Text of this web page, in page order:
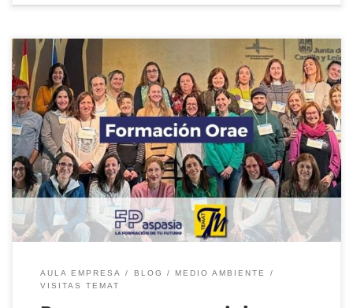
El pasado jueves 7 de marzo acudimos a una formación en ORAE
como parte del proyecto Sello Sostenible. Presentamos a los
centros de Castilla y León nuestra iniciativa con materiales
sostenibles: bioplásticos, biocueros, materiales cocinados por los
alumnos para la aplicación en prendas sostenibles. Hemos creado
un cartel con las […]
AULA EMPRESA BLOG
MEDIO AMBIENTE
VISITAS TEMAT